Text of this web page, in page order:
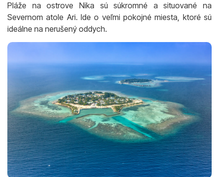
Pláže na ostrove Nika sú súkromné a situované na
Severnom atole Ari. Ide o veľmi pokojné miesta, ktoré sú
ideálne na nerušený oddych.